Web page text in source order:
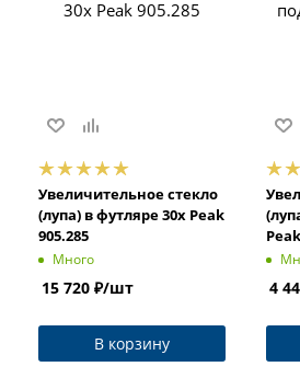
Увеличительное стекло
(лупа) в футляре 30x Peak
905.285
Много
15 720 ₽/шт
В корзину
4